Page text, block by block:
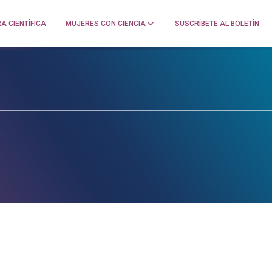
CIENTÍFICA MUJERES CON CIENCIA SUSCRÍBETE AL BOLETÍN